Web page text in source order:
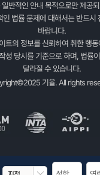
반적인 안내 목적으로만 제공
인 법률 문제에 대해서는 반드시
바랍니다.
트의 정보를 신뢰하여 취한 행
성 당시를 기준으로 하며, 법률
달라질 수 있습니다.
기율. All rights
